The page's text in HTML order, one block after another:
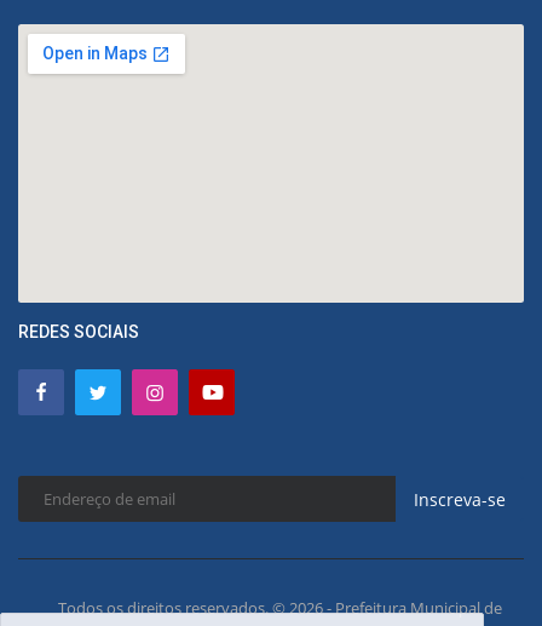
REDES SOCIAIS
Inscreva-se
Todos os direitos reservados. © 2026 - Prefeitura Municipal de